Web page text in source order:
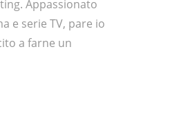
Appassionato
e serie TV, pare io
a farne un